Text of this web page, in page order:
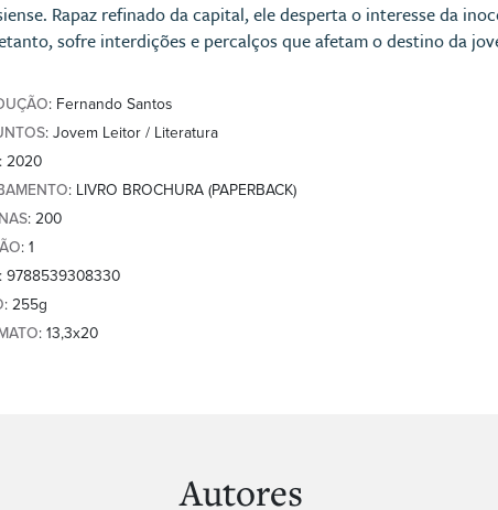
Rapaz refinado da capital, ele desperta o interesse da
sofre interdições e percalços que afetam o destino da
: Fernando Santos
: Jovem Leitor / Literatura
: 2020
: LIVRO BROCHURA (PAPERBACK)
: 200
: 1
: 9788539308330
: 255g
: 13,3x20
Autores